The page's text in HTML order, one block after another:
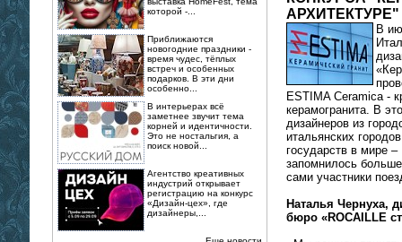
которой -...
Приближаются
новогодние праздники -
время чудес, тёплых
встреч и особенных
подарков. В эти дни
особенно...
В интерьерах всё
заметнее звучит тема
корней и идентичности.
Это не ностальгия, а
поиск новой...
Агентство креативных
индустрий открывает
регистрацию на конкурс
«Дизайн-цех», где
дизайнеры,...
АРХИТЕКТУРЕ"
В
ESTIMA Ceramica -
керамогранита. В
дизайнеров из
итальянских
государств в мире
запомнилось
сами участники
Наталья Чернуха,
бюро «ROCAILLE